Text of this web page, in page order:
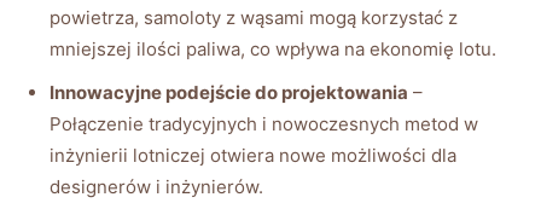
powietrza, samoloty z wąsami mogą korzystać z
mniejszej ilości paliwa, ⁤co wpływa⁣ na ekonomię lotu.
Innowacyjne podejście do projektowania –
Połączenie tradycyjnych i ‌nowoczesnych metod⁤ w
inżynierii lotniczej otwiera nowe możliwości dla
designerów i inżynierów.